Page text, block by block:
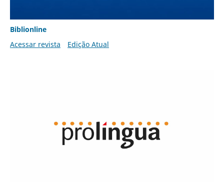
Biblionline
Acessar revista
Edição Atual